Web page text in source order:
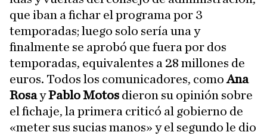
que iban a fichar el programa por 3
temporadas; luego solo sería una y
finalmente se aprobó que fuera por dos
temporadas, equivalentes a 28 millones de
euros. Todos los comunicadores, comoAna
RosayPablo Motos dieron su opinión sobre
el fichaje, la primera criticó al gobierno de
«meter sus sucias manos» y el segundo le dio